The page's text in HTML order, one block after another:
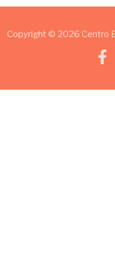
Copyright © 2026 Centro